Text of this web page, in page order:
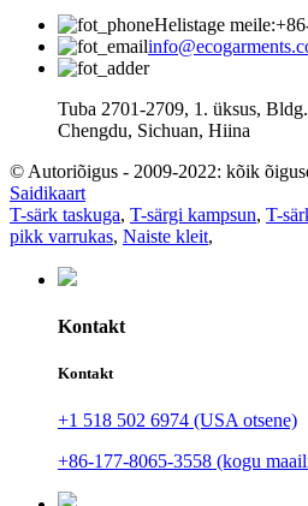
Helistage
Tuba 2701-2709, 1. üksus,
Chengdu, Sichuan, Hiina
© Autoriõigus - 2009-2022: kõik
Saidikaart
T-särk taskuga, T-särgi kampsun, T-
pikk varrukas, Naiste kleit,
Kontakt
Kontakt
+1 518 502 6974 (USA otsene)
+86-177-8065-3558 (kogu